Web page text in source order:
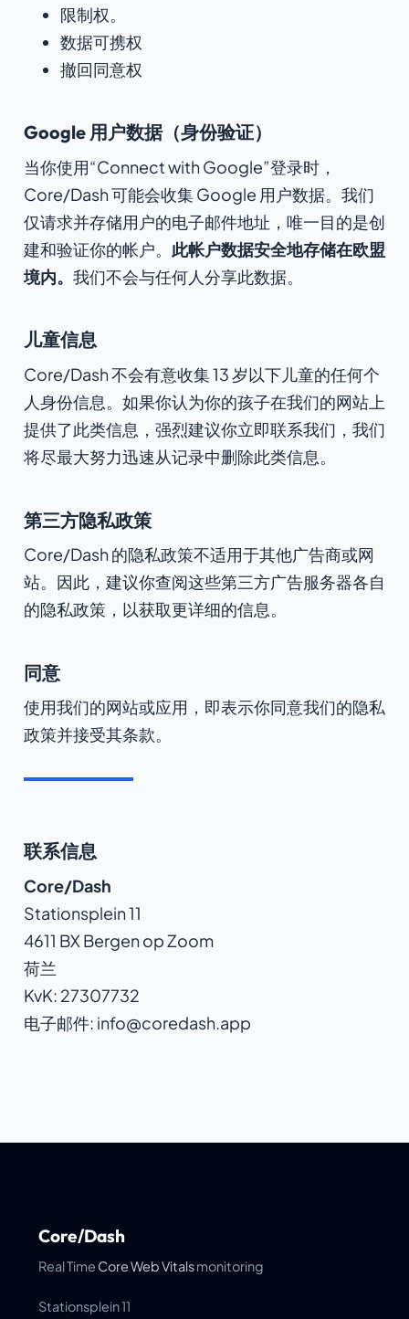
限制权。
数据可携权
撤回同意权
Google 用户数据（身份验证）
当你使用“Connect with Google”登录时，
Core/Dash 可能会收集 Google 用户数据。我们
仅请求并存储用户的电子邮件地址，唯一目的是创
建和验证你的帐户。 此帐户数据安全地存储在欧盟
境内。 我们不会与任何人分享此数据。
儿童信息
Core/Dash 不会有意收集 13 岁以下儿童的任何个
人身份信息。如果你认为你的孩子在我们的网站上
提供了此类信息，强烈建议你立即联系我们，我们
将尽最大努力迅速从记录中删除此类信息。
第三方隐私政策
Core/Dash 的隐私政策不适用于其他广告商或网
站。因此，建议你查阅这些第三方广告服务器各自
的隐私政策，以获取更详细的信息。
同意
使用我们的网站或应用，即表示你同意我们的隐私
政策并接受其条款。
联系信息
Core/Dash
Stationsplein 11
4611 BX Bergen op Zoom
荷兰
KvK: 27307732
电子邮件: info@coredash.app
Core/Dash
Real Time Core Web Vitalsmonitoring
Stationsplein 11